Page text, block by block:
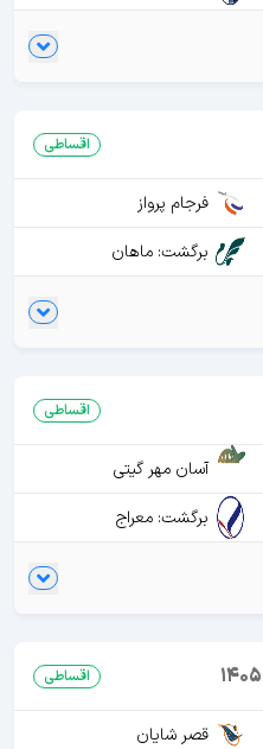
اقساطی
فرجام پرواز
برگشت: ماهان
اقساطی
آسان مهر گیتی
برگشت: معراج
اقساطی
قصر شایان